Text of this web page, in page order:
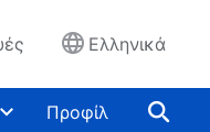
Ελληνικά
Προφίλ